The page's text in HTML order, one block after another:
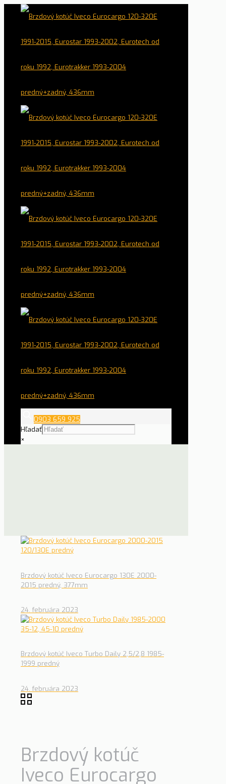
0903 659 925
Hľadať
×
Brzdový kotúč Iveco Eurocargo 130E 2000-
2015 predný, 377mm
24. februára 2023
Brzdový kotúč Iveco Turbo Daily 2,5/2,8 1985-
1999 predný
24. februára 2023
Brzdový kotúč
Iveco Eurocargo